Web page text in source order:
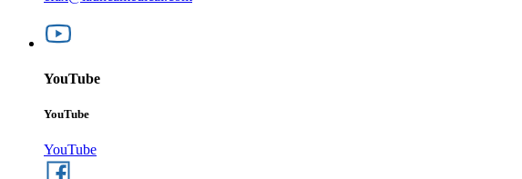
YouTube
YouTube
YouTube